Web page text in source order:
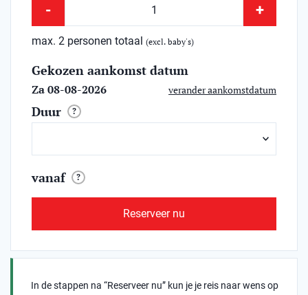
- +
max. 2 personen totaal (excl. baby's)
Gekozen aankomst datum
Za 08-08-2026 verander aankomstdatum
Duur ?
vanaf ?
Reserveer nu
In de stappen na “Reserveer nu” kun je je reis naar wens op